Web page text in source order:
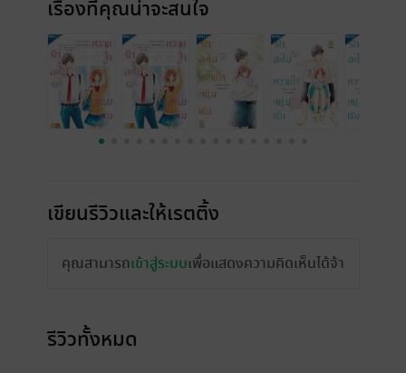
เรื่องที่คุณน่าจะสนใจ
เขียนรีวิวและให้เรตติ้ง
คุณสามารถเข้าสู่ระบบเพื่อแสดงความคิดเห็นได้จ้า
รีวิวทั้งหมด